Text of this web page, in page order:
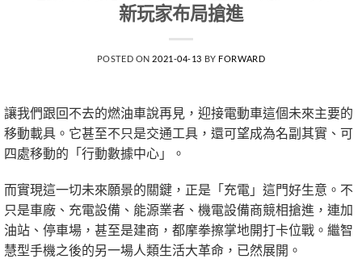
新玩家布局搶進
POSTED ON 2021-04-13 BY FORWARD
讓我們跟回不去的燃油車說再見，迎接電動車這個未來主要的
移動載具。它甚至不只是交通工具，還可望成為名副其實、可
四處移動的「行動數據中心」。
而實現這一切未來願景的關鍵，正是「充電」這門好生意。不
只是車廠、充電設備、能源業者、機電設備商競相搶進，連加
油站、停車場，甚至是建商，都摩拳擦掌地開打卡位戰。繼智
慧型手機之後的另一場人類生活大革命，已然展開。